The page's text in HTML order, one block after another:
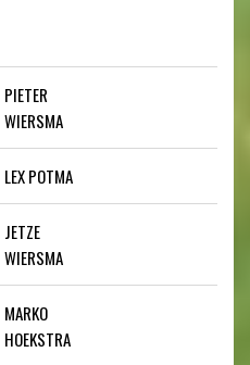
PIETER
WIERSMA
LEX POTMA
JETZE
WIERSMA
MARKO
HOEKSTRA